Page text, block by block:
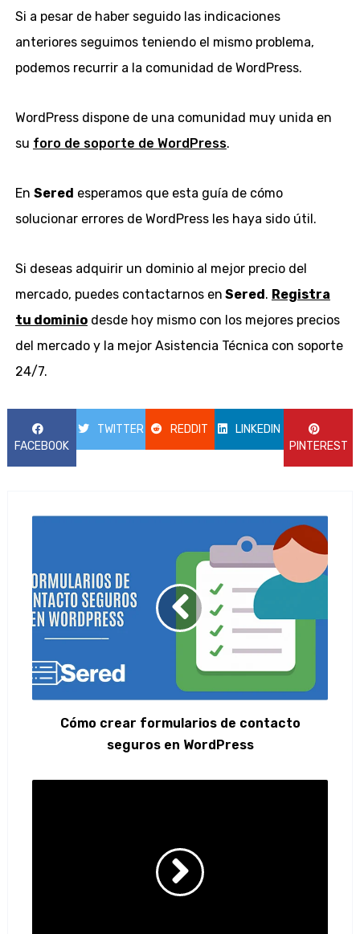
Si a pesar de haber seguido las indicaciones
anteriores seguimos teniendo el mismo problema,
podemos recurrir a la comunidad de WordPress.
WordPress dispone de una comunidad muy unida en
su foro de soporte de WordPress.
En Sered esperamos que esta guía de cómo
solucionar errores de WordPress les haya sido útil.
Si deseas adquirir un dominio al mejor precio del
mercado, puedes contactarnos en Sered. Registra
tu dominiodesde hoy mismo con los mejores precios
del mercado y la mejor Asistencia Técnica con soporte
24/7.
FACEBOOK
TWITTER REDDIT
LINKEDIN
PINTEREST
Cómo crear formularios de contacto
seguros en WordPress